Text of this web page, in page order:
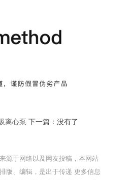
离心泵 下一篇：没有了
源于网络以及网友投稿，本网站
版、编辑，是出于传递 更多信息